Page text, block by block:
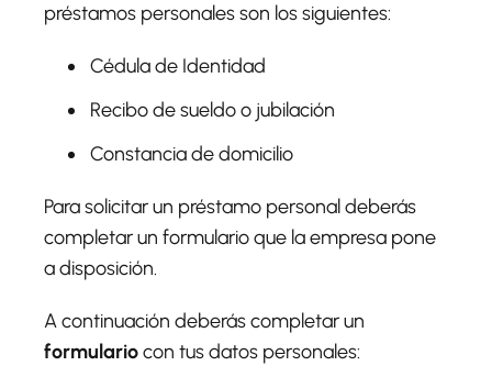
préstamos personales son los siguientes:
Cédula de Identidad
Recibo de sueldo o jubilación
Constancia de domicilio
Para solicitar un préstamo personal deberás
completar un formulario que la empresa pone
a disposición.
A continuación deberás completar un
formulariocon tus datos personales: